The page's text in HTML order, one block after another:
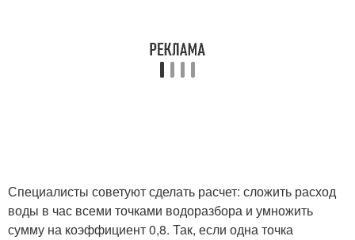
Специалисты советуют сделать расчет: сложить расход
воды в час всеми точками водоразбора и умножить
сумму на коэффициент 0,8. Так, если одна точка